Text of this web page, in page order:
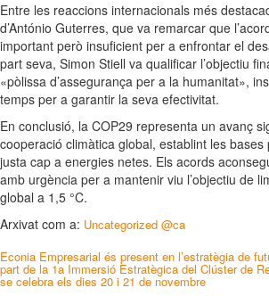
Entre les reaccions internacionals més
d’António Guterres, que va remarcar que
important però insuficient per a enfrontar el
part seva, Simon Stiell va qualificar l’objectiu
«pòlissa d’assegurança per a la humanitat»,
temps per a garantir la seva efectivitat.
En conclusió, la COP29 representa un avanç
cooperació climàtica global, establint les bases
justa cap a energies netes. Els acords
amb urgència per a mantenir viu l’objectiu de
global a 1,5 °C.
Arxivat com a: Uncategorized @ca
Econia Empresarial és present en l’estratègia de
part de la 1a Immersió Estratègica del Clúster de
se celebra els dies 20 i 21 de novembre